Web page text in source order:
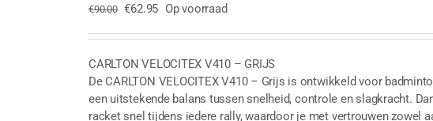
€90.00 Oorspronkelijke
was:
€90.00.
€62.95Huidige
is:
€62.95.
Op voorraad
CARLTON VELOCITEX V410 – GRIJS
De CARLTON VELOCITEX V410 – Grijs is ontwikkeld voor
een uitstekende balans tussen snelheid, controle en slagkracht.
racket snel tijdens iedere rally, waardoor je met vertrouwen zowel